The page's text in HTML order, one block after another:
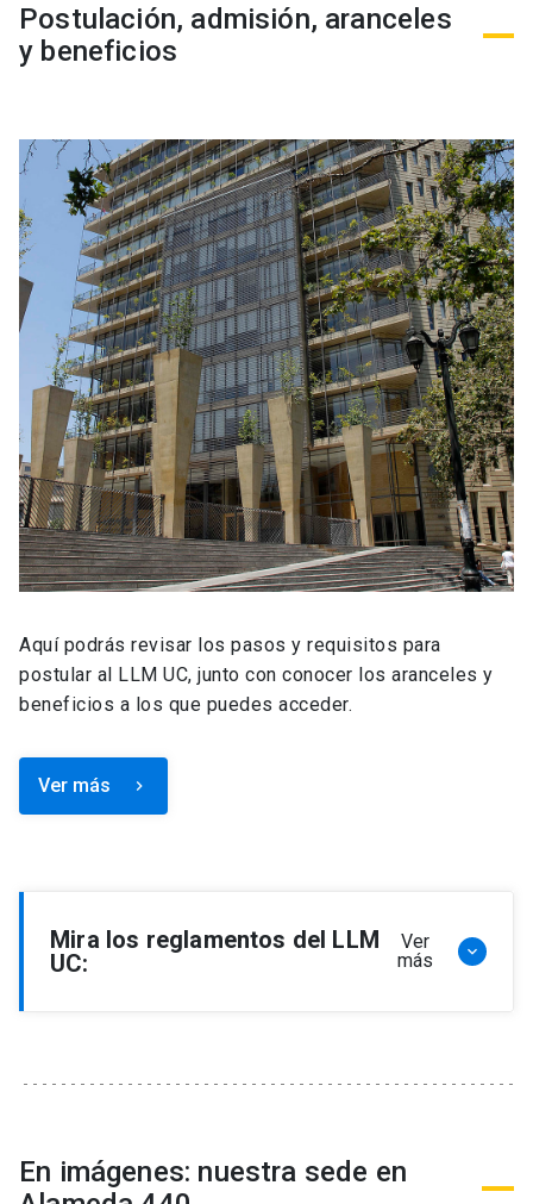
Postulación, admisión, aranceles
y beneficios
Aquí podrás revisar los pasos y requisitos para
postular al LLM UC, junto con conocer los aranceles y
beneficios a los que puedes acceder.
Ver más keyboard_arrow_right
Mira los reglamentos del LLM
UC:
Ver
más
keyboard_arrow_down
Reglamento de Becas y Descuentos Programa
de Magíster en Derecho, LLM
En imágenes: nuestra sede en